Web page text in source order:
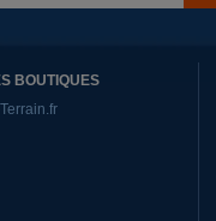
BOUTIQUES